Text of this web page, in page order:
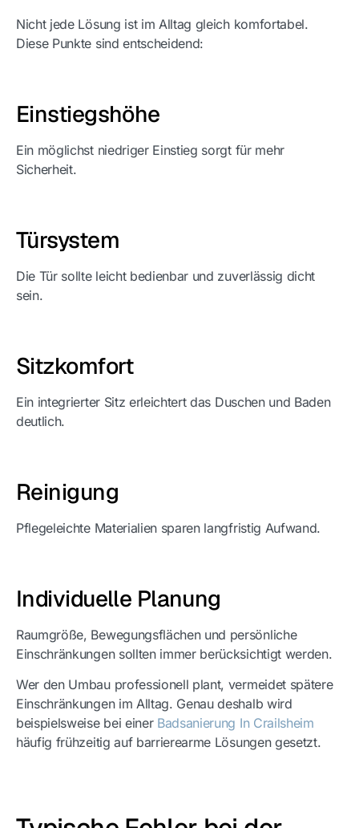
Nicht jede Lösung ist im Alltag gleich komfortabel.
Diese Punkte sind entscheidend:
Einstiegshöhe
Ein möglichst niedriger Einstieg sorgt für mehr
Sicherheit.
Türsystem
Die Tür sollte leicht bedienbar und zuverlässig dicht
sein.
Sitzkomfort
Ein integrierter Sitz erleichtert das Duschen und Baden
deutlich.
Reinigung
Pflegeleichte Materialien sparen langfristig Aufwand.
Individuelle Planung
Raumgröße, Bewegungsflächen und persönliche
Einschränkungen sollten immer berücksichtigt werden.
Wer den Umbau professionell plant, vermeidet spätere
Einschränkungen im Alltag. Genau deshalb wird
beispielsweise bei einer Badsanierung In Crailsheim
häufig frühzeitig auf barrierearme Lösungen gesetzt.